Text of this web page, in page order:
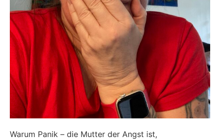
Warum Panik – die Mutter der Angst ist,